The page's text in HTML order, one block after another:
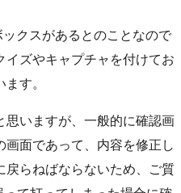
クスがあるとのことなので
ズやキャプチャを付けてお
す。
思いますが、一般的に確認画
面であって、内容を修正し
戻らねばならないため、ご質